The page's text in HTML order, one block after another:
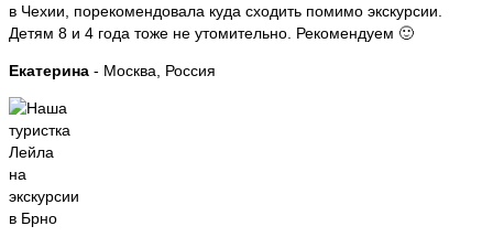
в Чехии, порекомендовала куда сходить помимо экскурсии.
Детям 8 и 4 года тоже не утомительно. Рекомендуем 🙂
Екатерина - Москва, Россия